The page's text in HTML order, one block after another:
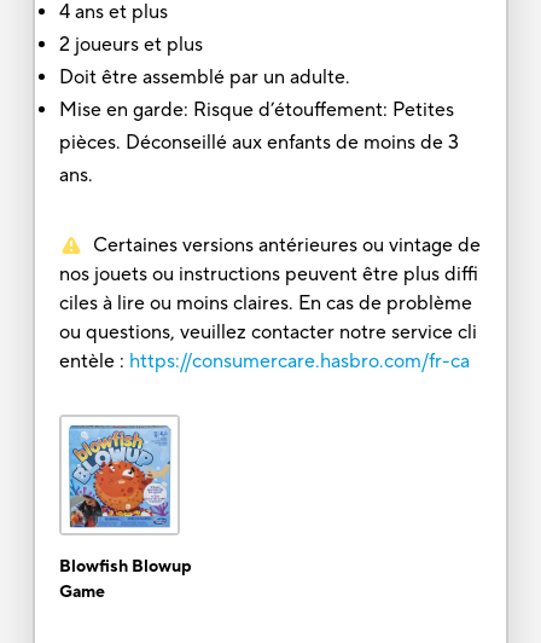
4 ans et plus
2 joueurs et plus
Doit être assemblé par un adulte.
Mise en garde: Risque d’étouffement: Petites
pièces. Déconseillé aux enfants de moins de 3
ans.
Certaines versions antérieures ou vintage de
nos jouets ou instructions peuvent être plus diffi
ciles à lire ou moins claires. En cas de problème
ou questions, veuillez contacter notre service cli
entèle : https://consumercare.hasbro.com/fr-ca
Blowfish Blowup
Game